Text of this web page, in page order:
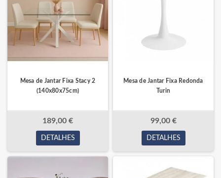
Mesa de Jantar Fixa Stacy 2
(140x80x75cm)
189,00 €
DETALHES
Mesa de Jantar Fixa Redonda
Turin
99,00 €
DETALHES